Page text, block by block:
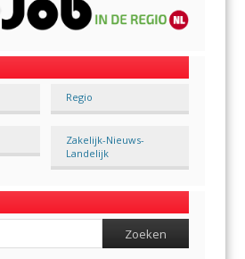
Regio
Zakelijk-Nieuws-
Landelijk